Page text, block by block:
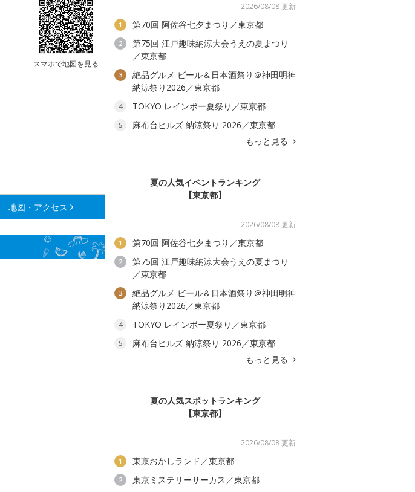
スマホで地図を見る
地図・アクセス
2026/08/08 更新
1 第70回 阿佐谷七夕まつり／東京都
2
第75回 江戸趣味納涼大会うえの夏まつり
／東京都
3
絶品グルメ ビール＆日本酒祭り＠神田明神
納涼祭り2026／東京都
4 TOKYO レインボー夏祭り／東京都
5
麻布台ヒルズ 納涼祭り 2026／東京都
もっと見る
夏の人気イベントランキング
【東京都】
2026/08/08 更新
1 第70回 阿佐谷七夕まつり／東京都
2
第75回 江戸趣味納涼大会うえの夏まつり
／東京都
3
絶品グルメ ビール＆日本酒祭り＠神田明神
納涼祭り2026／東京都
4 TOKYO レインボー夏祭り／東京都
5
麻布台ヒルズ 納涼祭り 2026／東京都
もっと見る
夏の人気スポットランキング
【東京都】
2026/08/08 更新
1 東京おかしランド／東京都
2 東京ミステリーサーカス／東京都